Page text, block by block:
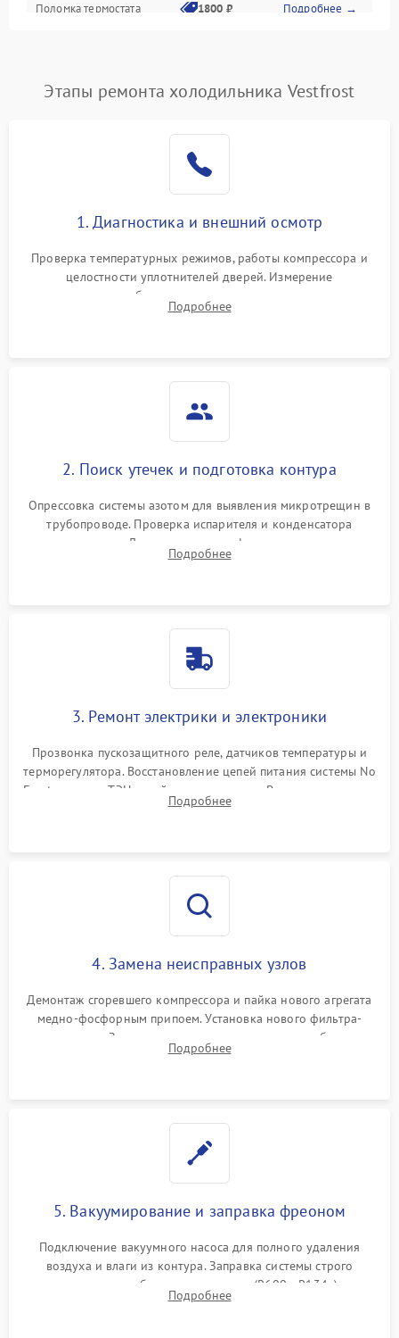
Поломка термостата 1800 ₽ Подробнее →
Поломка системы No Frost 2600 ₽ Подробнее →
работе
2000 ₽ Подробнее →
1000 ₽
1800 ₽
Этапы ремонта холодильника Vestfrost
1. Диагностика и внешний осмотр
Проверка температурных режимов, работы компрессора и
целостности уплотнителей дверей. Измерение
сопротивления обмоток мотора, проверка термостата и
считывание кодов ошибок с электронного дисплея.
Подробнее
2. Поиск утечек и подготовка контура
Опрессовка системы азотом для выявления микротрещин в
трубопроводе. Проверка испарителя и конденсатора
течеискателем. Демонтаж старого фильтра-осушителя и
продувка капиллярной трубки для устранения засоров.
Подробнее
3. Ремонт электрики и электроники
Прозвонка пускозащитного реле, датчиков температуры и
терморегулятора. Восстановление цепей питания системы No
Frost, включая ТЭН оттайки и вентилятор. Ремонт или замена
платы управления при сбоях алгоритмов.
Подробнее
4. Замена неисправных узлов
Демонтаж сгоревшего компрессора и пайка нового агрегата
медно-фосфорным припоем. Установка нового фильтра-
осушителя. Замена изношенных вентиляторов обдува,
сломанных заслонок или поврежденных дверных петель.
Подробнее
5. Вакуумирование и заправка фреоном
Подключение вакуумного насоса для полного удаления
воздуха и влаги из контура. Заправка системы строго
дозированным объемом хладагента (R600a, R134a) по
электронным весам. Контроль рабочего давления в системе.
Подробнее